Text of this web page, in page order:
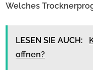
Welches
LESEN SIE AUCH:
offnen?